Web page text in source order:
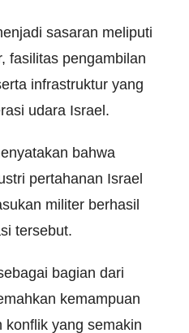
sasaran meliputi
fasilitas pengambilan
infrastruktur yang
udara Israel.
bahwa
pertahanan Israel
militer berhasil
tersebut.
bagian dari
kemampuan
konflik yang semakin